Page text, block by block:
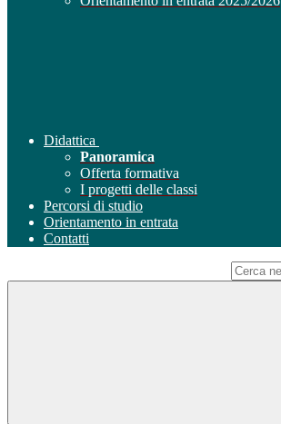
Didattica
Panoramica
Offerta formativa
I progetti delle classi
Percorsi di studio
Orientamento in entrata
Contatti